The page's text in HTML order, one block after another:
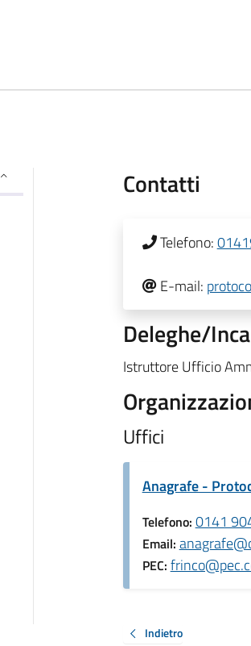
Contatti
Telefono:
E-mail:
Deleghe/
Istruttore Ufficio
Uffici
Anagrafe -
Telefono: 0141
Email:
PEC:
Indietro